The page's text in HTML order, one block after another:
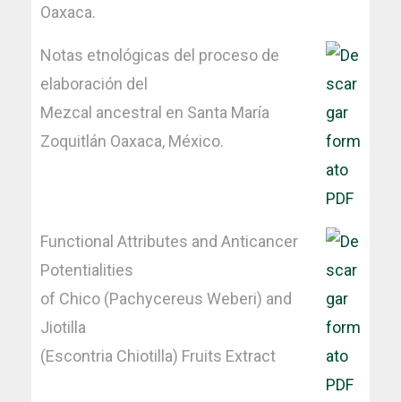
Oaxaca.
Notas etnológicas del proceso de
elaboración del
Mezcal ancestral en Santa María
Zoquitlán Oaxaca, México.
Functional Attributes and Anticancer
Potentialities
of Chico (Pachycereus Weberi) and
Jiotilla
(Escontria Chiotilla) Fruits Extract